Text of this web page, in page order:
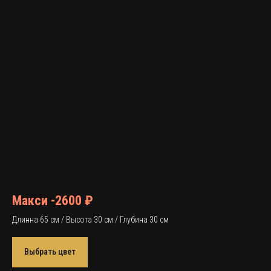
Макси -2600 ₽
Длинна 65 см / Высота 30 см / Глубина 30 см
Выбрать цвет